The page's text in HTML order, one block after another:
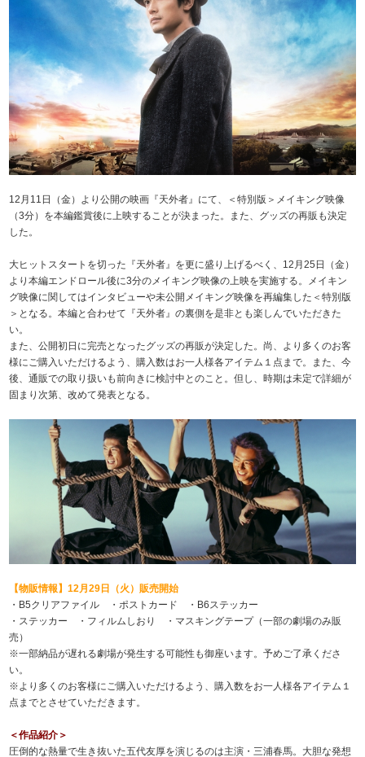
12月11日（金）より公開の映画『天外者』にて、＜特別版＞メイキング映像
（3分）を本編鑑賞後に上映することが決まった。また、グッズの再販も決定
した。
大ヒットスタートを切った『天外者』を更に盛り上げるべく、12月25日（金）
より本編エンドロール後に3分のメイキング映像の上映を実施する。メイキン
グ映像に関してはインタビューや未公開メイキング映像を再編集した＜特別版
＞となる。本編と合わせて『天外者』の裏側を是非とも楽しんでいただきた
い。
また、公開初日に完売となったグッズの再販が決定した。尚、より多くのお客
様にご購入いただけるよう、購入数はお一人様各アイテム１点まで。また、今
後、通販での取り扱いも前向きに検討中とのこと。但し、時期は未定で詳細が
固まり次第、改めて発表となる。
【物販情報】12月29日（火）販売開始
・B5クリアファイル ・ポストカード ・B6ステッカー
・ステッカー ・フィルムしおり ・マスキングテープ（一部の劇場のみ販
売）
※一部納品が遅れる劇場が発生する可能性も御座います。予めご了承くださ
い。
※より多くのお客様にご購入いただけるよう、購入数をお一人様各アイテム１
点までとさせていただきます。
＜作品紹介＞
圧倒的な熱量で生き抜いた五代友厚を演じるのは主演・三浦春馬。大胆な発想